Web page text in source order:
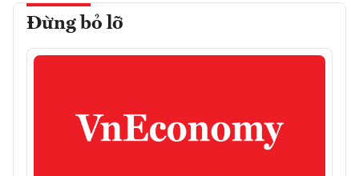
Đừng bỏ lỡ